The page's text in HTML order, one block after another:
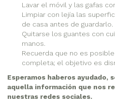
Lavar el móvil y las gafas
Limpiar con lejía las
de casa antes de guardarlo.
Quitarse los guantes con
manos.
Recuerda que no es
completa; el objetivo es
Esperamos haberos ayudado,
aquella información que nos
nuestras redes sociales.